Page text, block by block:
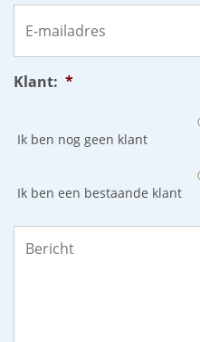
mailadres
Klant: *
Ik ben nog geen klant
Ik ben een bestaande klant
Bericht *